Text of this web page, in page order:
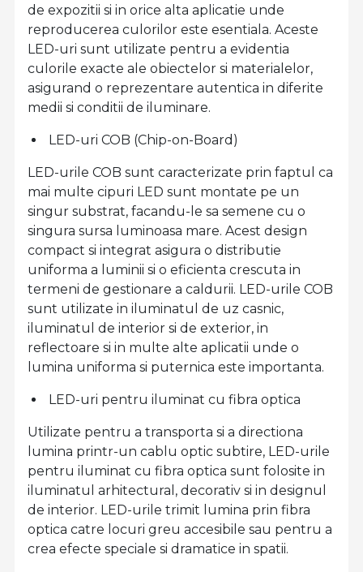
de expozitii si in orice alta aplicatie unde
reproducerea culorilor este esentiala. Aceste
LED-uri sunt utilizate pentru a evidentia
culorile exacte ale obiectelor si materialelor,
asigurand o reprezentare autentica in diferite
medii si conditii de iluminare.
LED-uri COB (Chip-on-Board)
LED-urile COB sunt caracterizate prin faptul ca
mai multe cipuri LED sunt montate pe un
singur substrat, facandu-le sa semene cu o
singura sursa luminoasa mare. Acest design
compact si integrat asigura o distributie
uniforma a luminii si o eficienta crescuta in
termeni de gestionare a caldurii. LED-urile COB
sunt utilizate in iluminatul de uz casnic,
iluminatul de interior si de exterior, in
reflectoare si in multe alte aplicatii unde o
lumina uniforma si puternica este importanta.
LED-uri pentru iluminat cu fibra optica
Utilizate pentru a transporta si a directiona
lumina printr-un cablu optic subtire, LED-urile
pentru iluminat cu fibra optica sunt folosite in
iluminatul arhitectural, decorativ si in designul
de interior. LED-urile trimit lumina prin fibra
optica catre locuri greu accesibile sau pentru a
crea efecte speciale si dramatice in spatii.